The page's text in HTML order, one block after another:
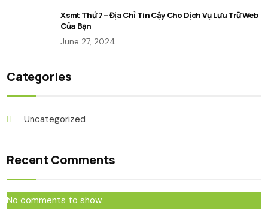
Xsmt Thứ 7 – Địa Chỉ Tin Cậy Cho Dịch Vụ Lưu Trữ Web
Của Bạn
June 27, 2024
Categories
Uncategorized
Recent Comments
No comments to show.